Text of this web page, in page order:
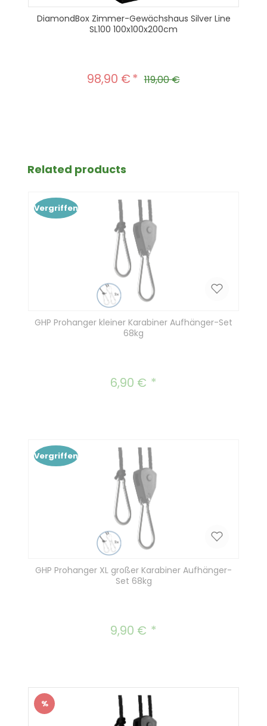
DiamondBox Zimmer-Gewächshaus Silver Line
SL100 100x100x200cm
Verkaufspreis:
98,90 € Regulärer Preis:
119,00 €
Produktgalerie überspringen
Related products
Vergriffen
GHP Prohanger kleiner Karabiner Aufhänger-Set
68kg
Regulärer Preis:
6,90 €
Vergriffen
GHP Prohanger XL großer Karabiner Aufhänger-
Set 68kg
Regulärer Preis:
9,90 €
Rabatt
%